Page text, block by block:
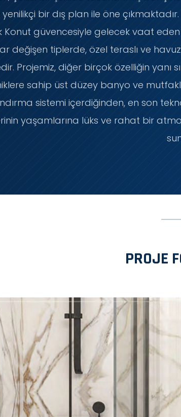
bir dış plan ile öne
Konut güvencesiyle gelecek vaat eden
değişen tiplerde, özel teraslı ve
Projemiz, diğer birçok özelliğin yanı
sahip üst düzey banyo ve
sistemi içerdiğinden, en son
yaşamlarına lüks ve rahat bir
PROJE